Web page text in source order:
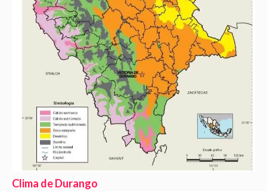
Clima de Durango